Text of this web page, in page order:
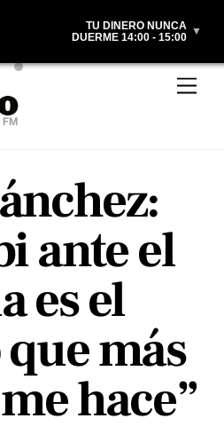
TU DINERO NUNCA
DUERME 14:00 - 15:00 ▼
ante el
es el
más
hace”